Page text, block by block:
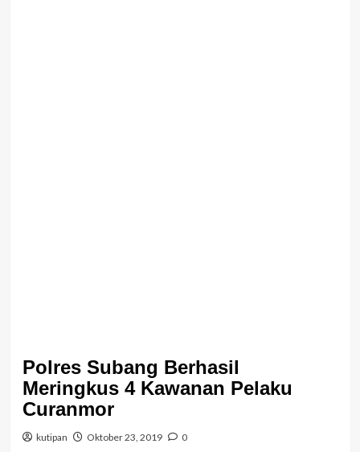
Polres Subang Berhasil
Meringkus 4 Kawanan Pelaku
Curanmor
kutipan Oktober 23, 2019 0